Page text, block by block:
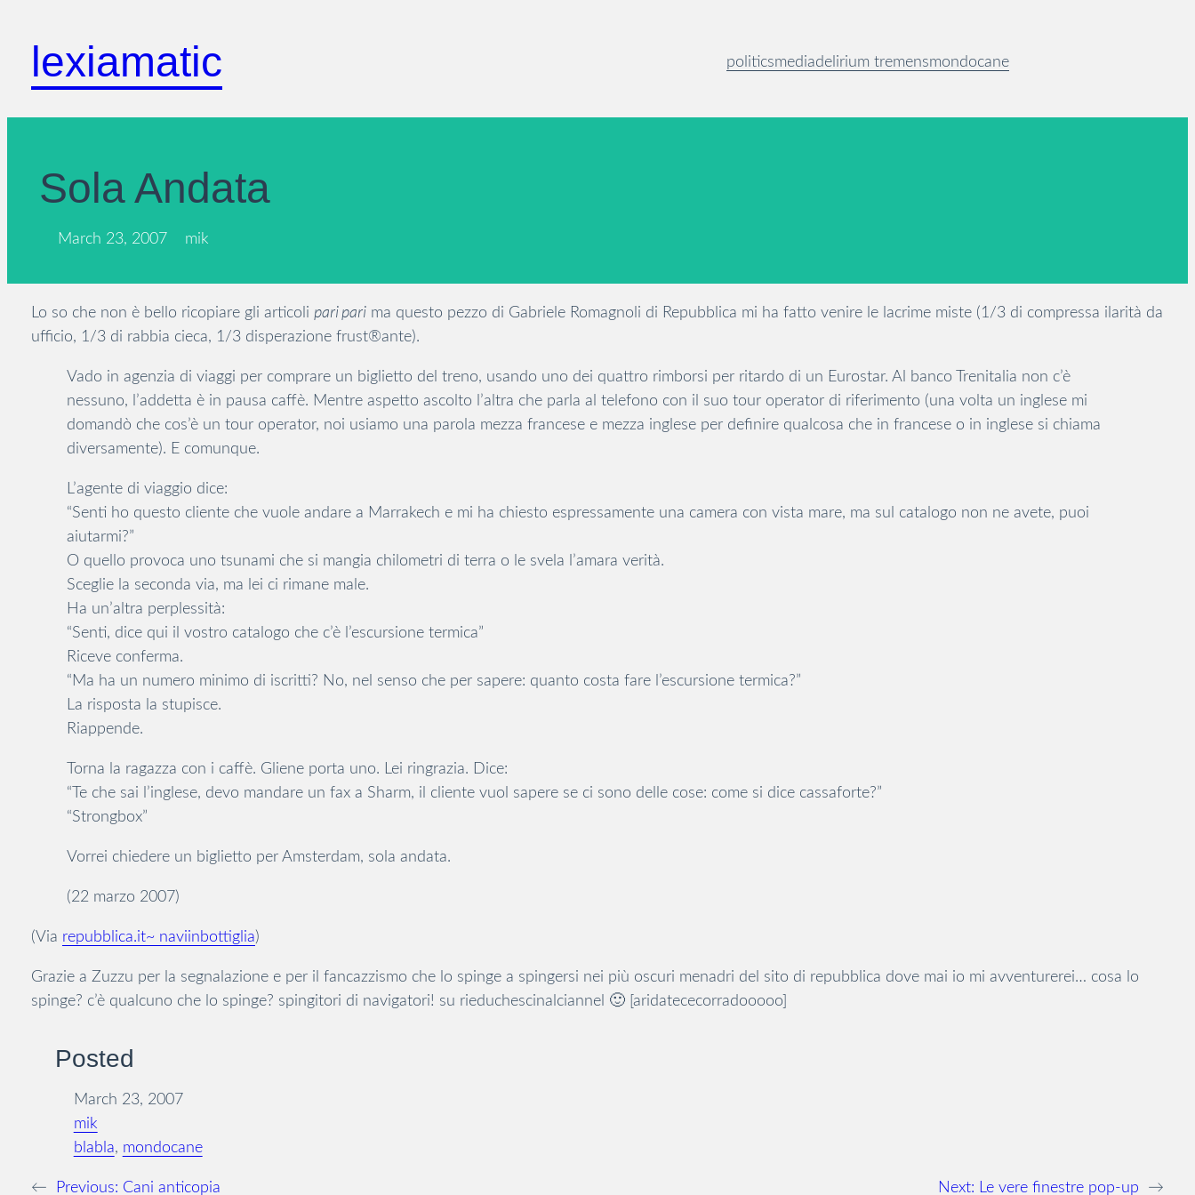
content
lexiamatic politicsmediadelirium tremensmondocane
Sola Andata
March 23, 2007 mik
Lo so che non è bello ricopiare gli articoli pari pari ma questo pezzo di Gabriele Romagnoli di Repubblica mi ha fatto venire le lacrime miste (1/3 di compressa ilarità da
ufficio, 1/3 di rabbia cieca, 1/3 disperazione frust®ante).
Vado in agenzia di viaggi per comprare un biglietto del treno, usando uno dei quattro rimborsi per ritardo di un Eurostar. Al banco Trenitalia non c’è
nessuno, l’addetta è in pausa caffè. Mentre aspetto ascolto l’altra che parla al telefono con il suo tour operator di riferimento (una volta un inglese mi
domandò che cos’è un tour operator, noi usiamo una parola mezza francese e mezza inglese per definire qualcosa che in francese o in inglese si chiama
diversamente). E comunque.
L’agente di viaggio dice:
“Senti ho questo cliente che vuole andare a Marrakech e mi ha chiesto espressamente una camera con vista mare, ma sul catalogo non ne avete, puoi
aiutarmi?”
O quello provoca uno tsunami che si mangia chilometri di terra o le svela l’amara verità.
Sceglie la seconda via, ma lei ci rimane male.
Ha un’altra perplessità:
“Senti, dice qui il vostro catalogo che c’è l’escursione termica”
Riceve conferma.
“Ma ha un numero minimo di iscritti? No, nel senso che per sapere: quanto costa fare l’escursione termica?”
La risposta la stupisce.
Riappende.
Torna la ragazza con i caffè. Gliene porta uno. Lei ringrazia. Dice:
“Te che sai l’inglese, devo mandare un fax a Sharm, il cliente vuol sapere se ci sono delle cose: come si dice cassaforte?”
“Strongbox”
Vorrei chiedere un biglietto per Amsterdam, sola andata.
(22 marzo 2007)
(Via repubblica.it~ naviinbottiglia)
Grazie a Zuzzu per la segnalazione e per il fancazzismo che lo spinge a spingersi nei più oscuri menadri del sito di repubblica dove mai io mi avventurerei… cosa lo
spinge? c’è qualcuno che lo spinge? spingitori di navigatori! su rieduchescinalciannel 🙂 [aridatececorradooooo]
Posted
March 23, 2007
mik
blabla, mondocane
← Previous: Cani anticopia Next: Le vere finestre pop-up →